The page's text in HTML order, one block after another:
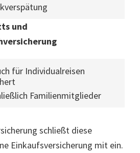
und
für Individualreisen
Familienmitglieder
schließt diese
Einkaufsversicherung mit ein.